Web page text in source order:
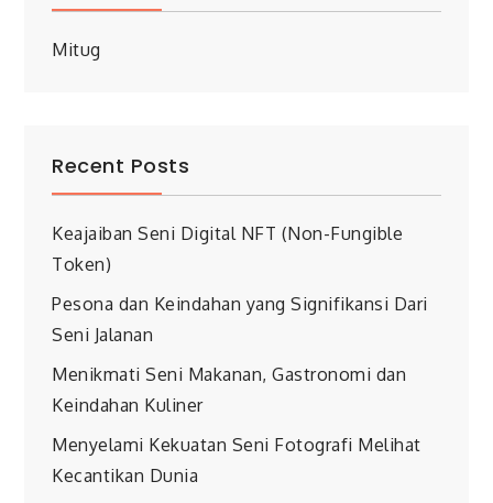
Mitug
Recent Posts
Keajaiban Seni Digital NFT (Non-Fungible
Token)
Pesona dan Keindahan yang Signifikansi Dari
Seni Jalanan
Menikmati Seni Makanan, Gastronomi dan
Keindahan Kuliner
Menyelami Kekuatan Seni Fotografi Melihat
Kecantikan Dunia